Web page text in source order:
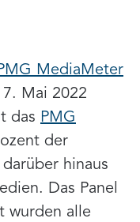
MediaMeter
Mai 2022
das PMG
der
hinaus
Das Panel
wurden alle